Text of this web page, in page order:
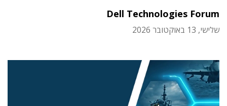
Dell Technologies Forum
שלישי, 13 באוקטובר 2026